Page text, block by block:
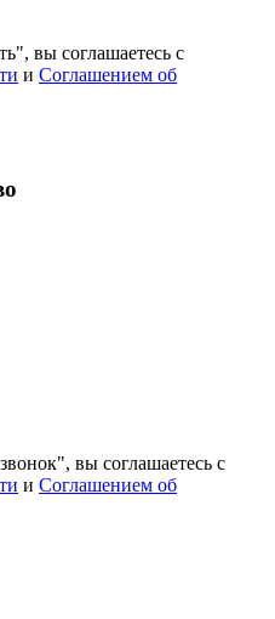
вы соглашаетесь с
и Соглашением об
вы соглашаетесь с
и Соглашением об